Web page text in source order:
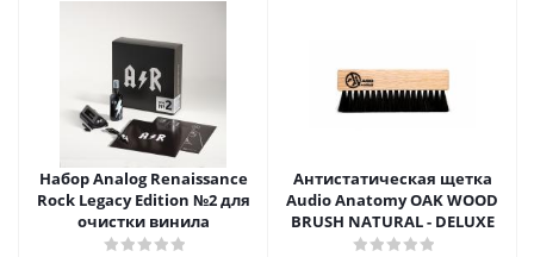
Набор Analog Renaissance
Rock Legacy Edition №2 для
очистки винила
Антистатическая щетка
Audio Anatomy OAK WOOD
BRUSH NATURAL - DELUXE